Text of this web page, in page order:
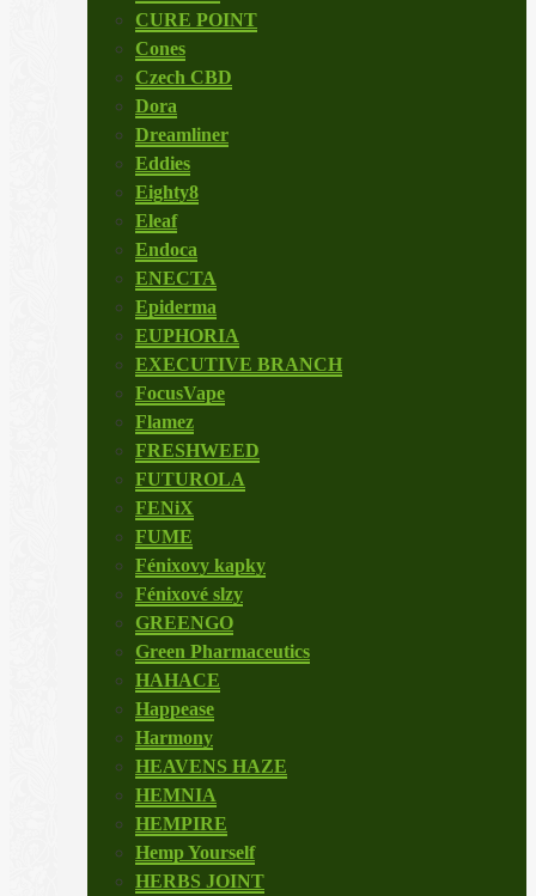
CURE POINT
Cones
Czech CBD
Dora
Dreamliner
Eddies
Eighty8
Eleaf
Endoca
ENECTA
Epiderma
EUPHORIA
EXECUTIVE BRANCH
FocusVape
Flamez
FRESHWEED
FUTUROLA
FENiX
FUME
Fénixovy kapky
Fénixové slzy
GREENGO
Green Pharmaceutics
HAHACE
Happease
Harmony
HEAVENS HAZE
HEMNIA
HEMPIRE
Hemp Yourself
HERBS JOINT